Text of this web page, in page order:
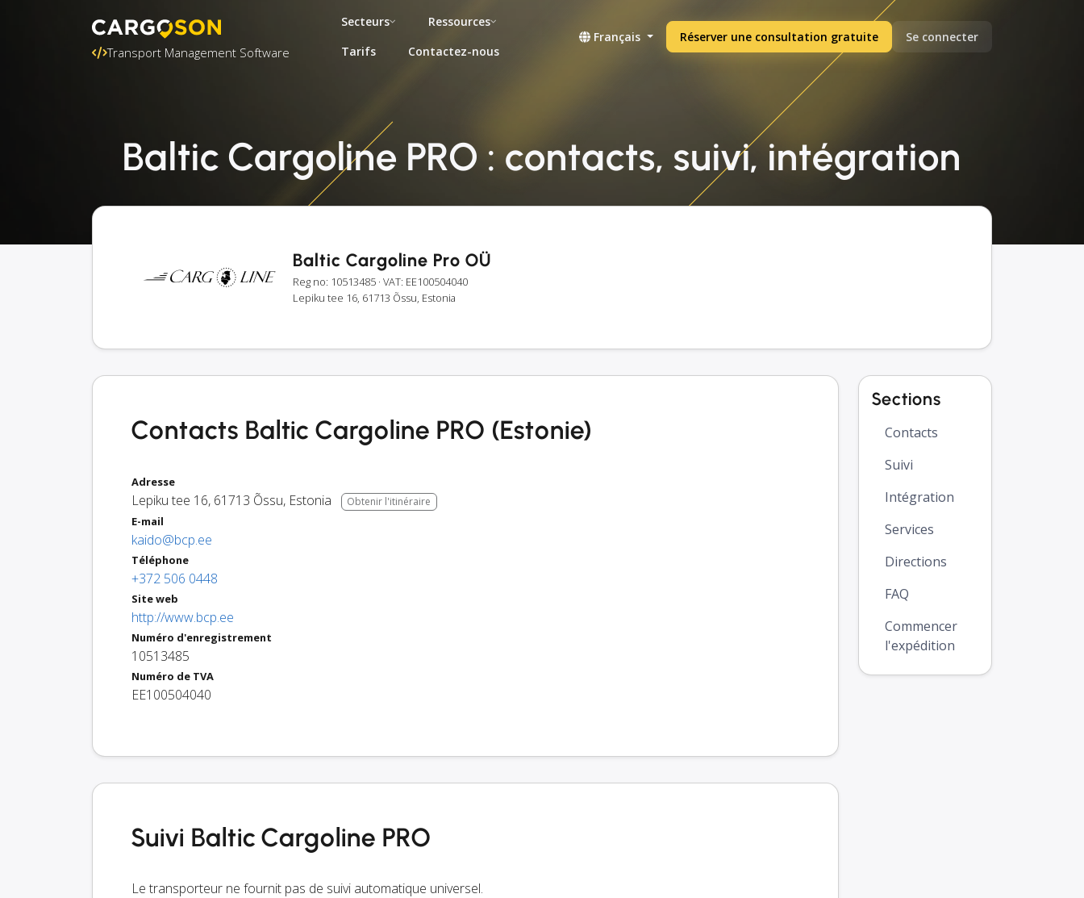
Transport Management Software
Secteurs
Ressources
Tarifs
Contactez-nous
Français Réserver une consultation gratuite Se connecter
Baltic Cargoline PRO : contacts, suivi, intégration
Baltic Cargoline Pro OÜ
Reg no: 10513485 · VAT: EE100504040
Lepiku tee 16, 61713 Õssu, Estonia
Contacts Baltic Cargoline PRO (Estonie)
Adresse
Lepiku tee 16, 61713 Õssu, Estonia Obtenir l'itinéraire
E-mail
kaido@bcp.ee
Téléphone
+372 506 0448
Site web
http://www.bcp.ee
Numéro d'enregistrement
10513485
Numéro de TVA
EE100504040
Suivi Baltic Cargoline PRO
Le transporteur ne fournit pas de suivi automatique universel.
Sections
Contacts
Suivi
Intégration
Services
Directions
FAQ
Commencer
l'expédition